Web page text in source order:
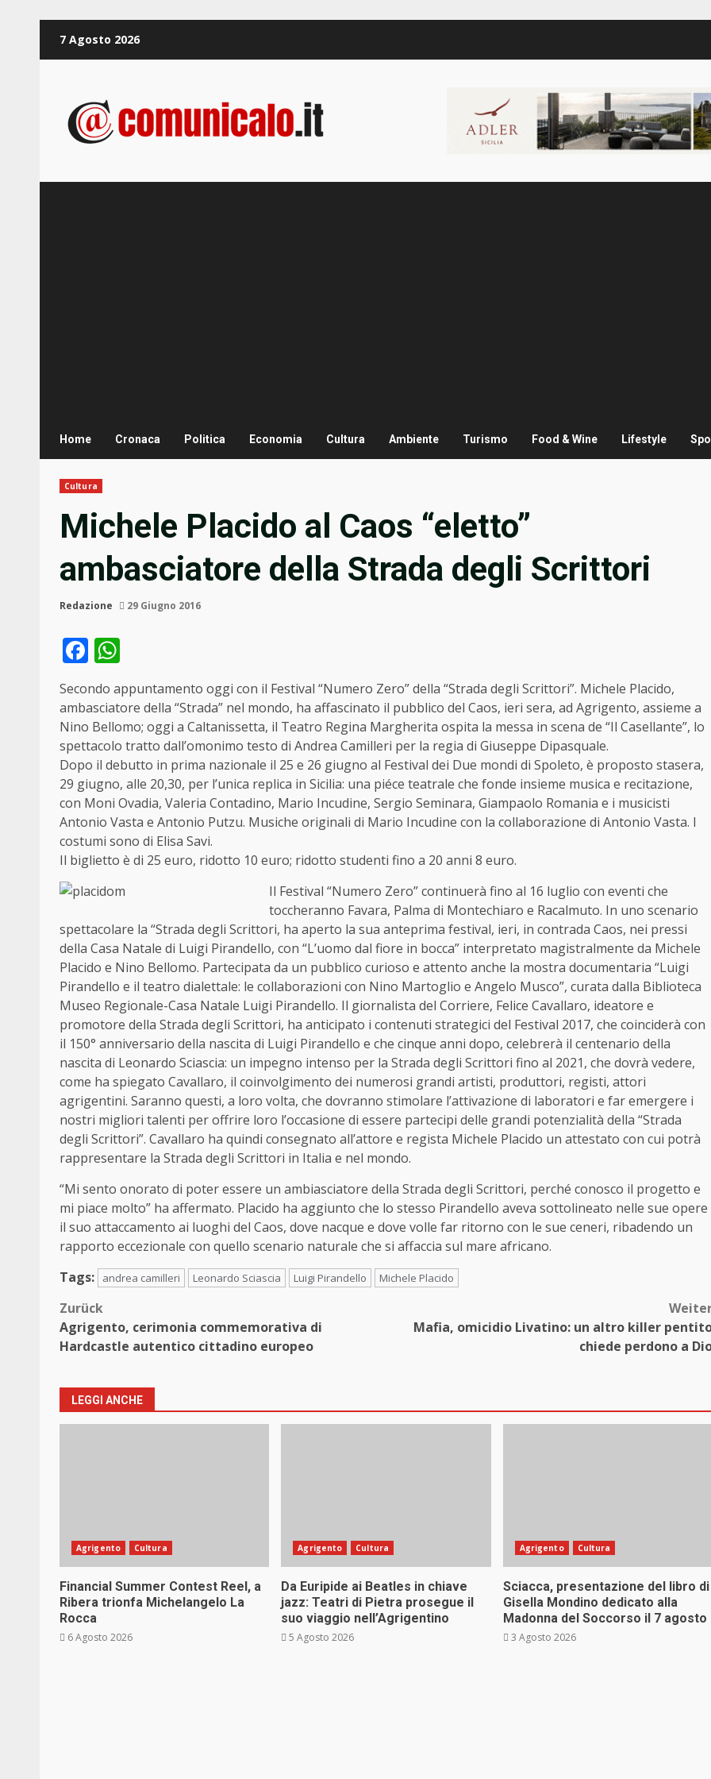
Inhalt7 Agosto 2026
Home Cronaca Politica Economia Cultura Ambiente Turismo Food & Wine Lifestyle
Cultura
Michele Placido al Caos “eletto”
ambasciatore della Strada degli Scrittori
Redazione 29 Giugno 2016
Facebook
Secondo appuntamento oggi con il Festival “Numero Zero” della “Strada degli Scrittori”. Michele Placido,
ambasciatore della “Strada” nel mondo, ha affascinato il pubblico del Caos, ieri sera, ad Agrigento, assieme a
Nino Bellomo; oggi a Caltanissetta, il Teatro Regina Margherita ospita la messa in scena de “Il Casellante”, lo
spettacolo tratto dall’omonimo testo di Andrea Camilleri per la regia di Giuseppe Dipasquale.
Dopo il debutto in prima nazionale il 25 e 26 giugno al Festival dei Due mondi di Spoleto, è proposto stasera,
29 giugno, alle 20,30, per l’unica replica in Sicilia: una piéce teatrale che fonde insieme musica e recitazione,
con Moni Ovadia, Valeria Contadino, Mario Incudine, Sergio Seminara, Giampaolo Romania e i musicisti
Antonio Vasta e Antonio Putzu. Musiche originali di Mario Incudine con la collaborazione di Antonio Vasta. I
costumi sono di Elisa Savi.
Il biglietto è di 25 euro, ridotto 10 euro; ridotto studenti fino a 20 anni 8 euro.
Il Festival “Numero Zero” continuerà fino al 16 luglio con eventi che
toccheranno Favara, Palma di Montechiaro e Racalmuto. In uno scenario
spettacolare la “Strada degli Scrittori, ha aperto la sua anteprima festival, ieri, in contrada Caos, nei pressi
della Casa Natale di Luigi Pirandello, con “L’uomo dal fiore in bocca” interpretato magistralmente da Michele
Placido e Nino Bellomo. Partecipata da un pubblico curioso e attento anche la mostra documentaria “Luigi
Pirandello e il teatro dialettale: le collaborazioni con Nino Martoglio e Angelo Musco”, curata dalla Biblioteca
Museo Regionale-Casa Natale Luigi Pirandello. Il giornalista del Corriere, Felice Cavallaro, ideatore e
promotore della Strada degli Scrittori, ha anticipato i contenuti strategici del Festival 2017, che coinciderà con
il 150° anniversario della nascita di Luigi Pirandello e che cinque anni dopo, celebrerà il centenario della
nascita di Leonardo Sciascia: un impegno intenso per la Strada degli Scrittori fino al 2021, che dovrà vedere,
come ha spiegato Cavallaro, il coinvolgimento dei numerosi grandi artisti, produttori, registi, attori
agrigentini. Saranno questi, a loro volta, che dovranno stimolare l’attivazione di laboratori e far emergere i
nostri migliori talenti per offrire loro l’occasione di essere partecipi delle grandi potenzialità della “Strada
degli Scrittori”. Cavallaro ha quindi consegnato all’attore e regista Michele Placido un attestato con cui potrà
rappresentare la Strada degli Scrittori in Italia e nel mondo.
“Mi sento onorato di poter essere un ambiasciatore della Strada degli Scrittori, perché conosco il progetto e
mi piace molto” ha affermato. Placido ha aggiunto che lo stesso Pirandello aveva sottolineato nelle sue opere
il suo attaccamento ai luoghi del Caos, dove nacque e dove volle far ritorno con le sue ceneri, ribadendo un
rapporto eccezionale con quello scenario naturale che si affaccia sul mare africano.
Tags:
andrea camilleri Leonardo Sciascia Luigi Pirandello Michele Placido
Beitragsnavigation
Zurück
Agrigento, cerimonia commemorativa di
Hardcastle autentico cittadino europeo
Mafia, omicidio Livatino: un altro killer
chiede perdono a
LEGGI ANCHE
Agrigento Cultura
Financial Summer Contest Reel, a
Ribera trionfa Michelangelo La
Rocca
6 Agosto 2026
Agrigento Cultura
Da Euripide ai Beatles in chiave
jazz: Teatri di Pietra prosegue il
suo viaggio nell’Agrigentino
5 Agosto 2026
Agrigento Cultura
Sciacca, presentazione del libro di
Gisella Mondino dedicato alla
Madonna del Soccorso il 7 agosto
3 Agosto 2026